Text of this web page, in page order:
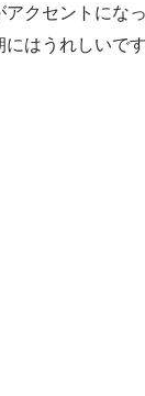
クセントにな
はうれしいです